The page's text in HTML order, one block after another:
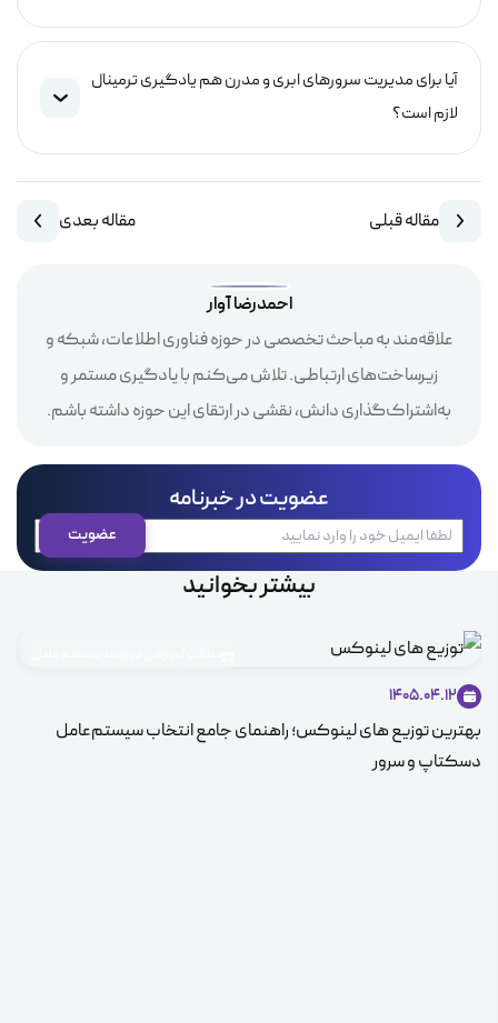
آیا برای مدیریت سرورهای ابری و مدرن هم یادگیری ترمینال
لازم است؟
مقاله قبلی مقاله بعدی
احمدرضا آوار
علاقه‌مند به مباحث تخصصی در حوزه فناوری اطلاعات، شبکه و
زیرساخت‌های ارتباطی. تلاش می‌کنم با یادگیری مستمر و
به‌اشتراک‌گذاری دانش، نقشی در ارتقای این حوزه داشته باشم.
عضویت در خبرنامه
بیشتر بخوانید
1405.04.12
بهترین توزیع های لینوکس؛ راهنمای جامع انتخاب سیستم‌عامل
دسکتاپ و سرور